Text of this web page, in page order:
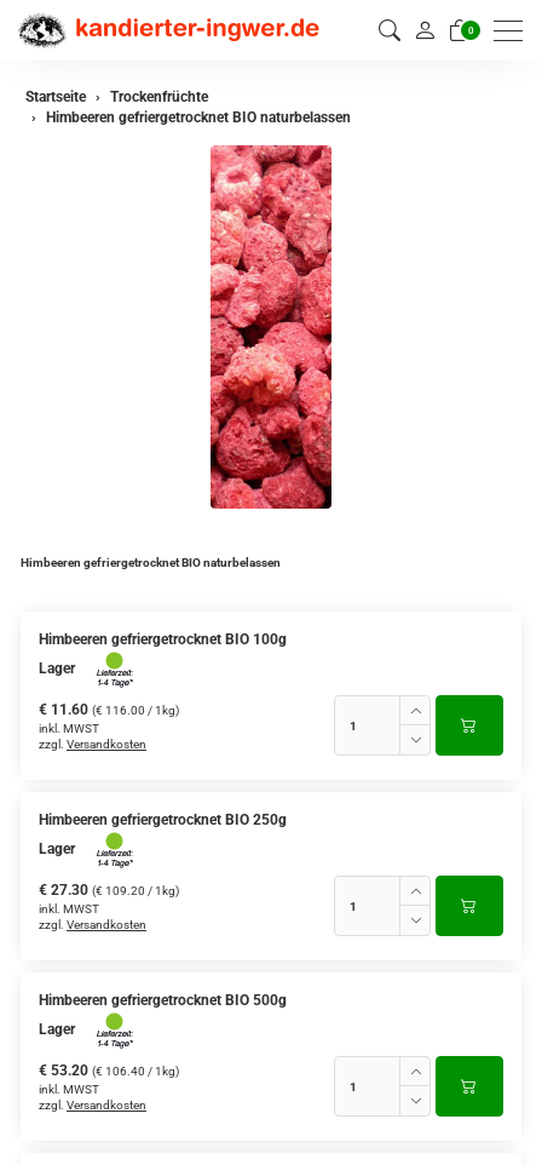
0
Startseite
Trockenfrüchte
Himbeeren gefriergetrocknet BIO naturbelassen
Himbeeren gefriergetrocknet BIO naturbelassen
Himbeeren gefriergetrocknet BIO 100g
Lager
€ 11.60 (€ 116.00 / 1kg)
inkl. MWST
zzgl. Versandkosten
Himbeeren gefriergetrocknet BIO 250g
Lager
€ 27.30 (€ 109.20 / 1kg)
inkl. MWST
zzgl. Versandkosten
Himbeeren gefriergetrocknet BIO 500g
Lager
€ 53.20 (€ 106.40 / 1kg)
inkl. MWST
zzgl. Versandkosten